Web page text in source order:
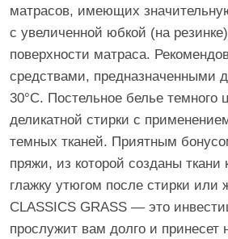
матрасов, имеющих
с увеличенной юбкой (на
поверхности матраса.
средствами, предназначенными
30°С. Постельное белье темного
деликатной стирки с
темных тканей. Приятным
пряжи, из которой созданы
глажку утюгом после стирки или
CLASSICS GRASS — это
прослужит вам долго и принесет